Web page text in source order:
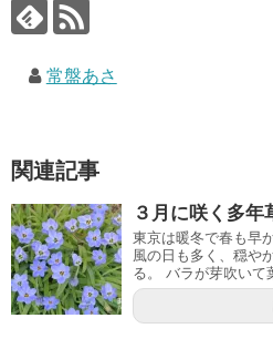
常盤あさ
関連記事
３月に咲く多
東京は暖冬で春も早
風の日も多く、穏や
る。 バラが芽吹いて